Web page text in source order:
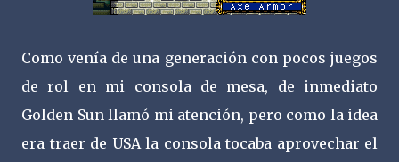
Como venía de una generación con pocos juegos
de rol en mi consola de mesa, de inmediato
Golden Sun llamó mi atención, pero como la idea
era traer de USA la consola tocaba aprovechar el